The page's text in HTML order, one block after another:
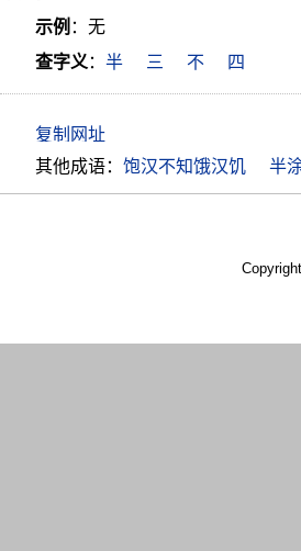
示例 ：无
查字义 ： 半 三 不 四
其他成语： 饱汉不知饿汉饥 半